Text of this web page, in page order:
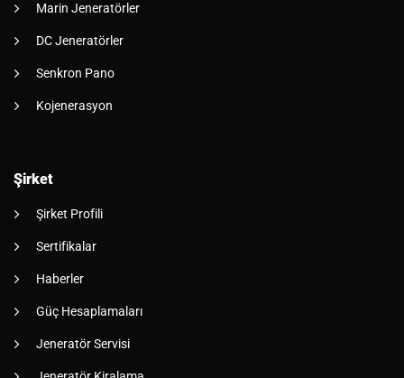
Marin Jeneratörler
DC Jeneratörler
Senkron Pano
Kojenerasyon
Şirket
Şirket Profili
Sertifikalar
Haberler
Güç Hesaplamaları
Jeneratör Servisi